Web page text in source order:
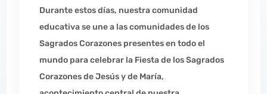
Durante estos días, nuestra comunidad
educativa se une a las comunidades de los
Sagrados Corazones presentes en todo el
mundo para celebrar la Fiesta de los Sagrados
Corazones de Jesús y de María,